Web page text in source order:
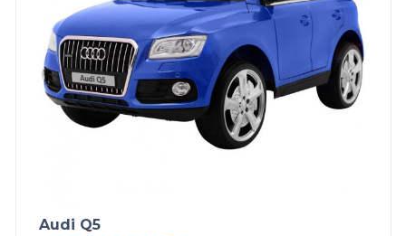
Audi Q5